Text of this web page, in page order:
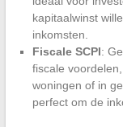
kapitaalwinst
inkomsten.
Fiscale SCPI:
fiscale
woningen of in
perfect om de